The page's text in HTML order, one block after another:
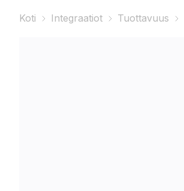
Koti Integraatiot Tuottavuus